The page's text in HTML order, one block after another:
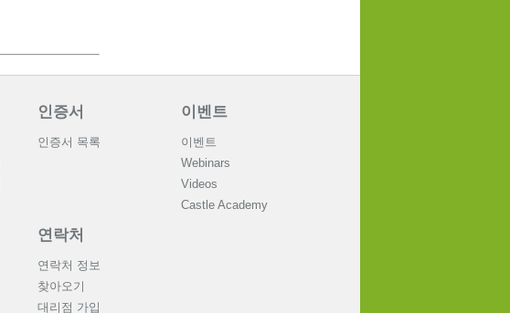
인증서
인증서 목록
이벤트
이벤트
Webinars
Videos
Castle Academy
연락처
연락처 정보
찾아오기
대리점 가입